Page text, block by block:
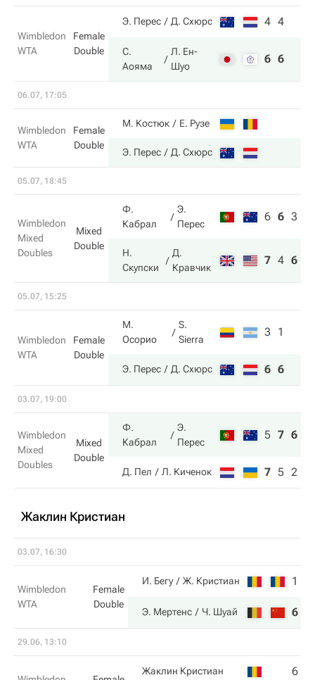
Wimbledon
WTA
Female
Double
Э. Перес Д. Схюрс 4 4
С.
Аояма
Л. Ен-
Шуо
6 6
06.07, 17:05
Wimbledon
WTA
Female
Double
М. Костюк Е. Рузе
Э. Перес Д. Схюрс
05.07, 18:45
Wimbledon
Mixed
Doubles
Mixed
Double
Ф.
Кабрал
Э.
Перес
6 6 3
Н.
Скупски
Д.
Кравчик
7 4 6
05.07, 15:25
Wimbledon
WTA
Female
Double
М.
Осорио
S.
Sierra
3 1
Э. Перес Д. Схюрс 6 6
03.07, 19:00
Wimbledon
Mixed
Doubles
Mixed
Double
Ф.
Кабрал
Э.
Перес
5 7 6
Д. Пел Л. Киченок 7 5 2
Жаклин Кристиан
03.07, 16:30
Wimbledon
WTA
Female
Double
И. Бегу Ж. Кристиан 1
Э. Мертенс Ч. Шуай 6
29.06, 13:10
Жаклин Кристиан 6